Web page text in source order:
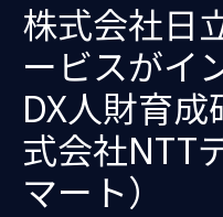
株式会社日
ービスがイ
DX人財育
式会社NTT
マート）